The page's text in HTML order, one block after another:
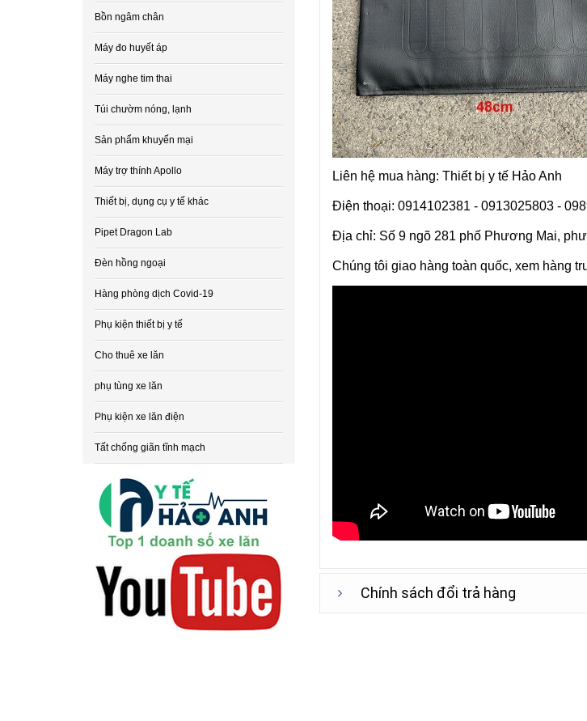
Bồn ngâm chân
Máy đo huyết áp
Máy nghe tim thai
Túi chườm nóng, lạnh
Sản phẩm khuyến mại
Máy trợ thính Apollo
Thiết bị, dụng cụ y tế khác
Pipet Dragon Lab
Đèn hồng ngoại
Hàng phòng dịch Covid-19
Phụ kiện thiết bị y tế
Cho thuê xe lăn
phụ tùng xe lăn
Phụ kiện xe lăn điện
Tất chống giãn tĩnh mạch
Liên hệ mua hàng: Thiết bị y tế Hảo Anh
Điện thoại: 0914102381 - 0913025803 -
Địa chỉ: Số 9 ngõ 281 phố Phương Mai,
Chúng tôi giao hàng toàn quốc, xem hàng
Chính sách đổi trả hàng